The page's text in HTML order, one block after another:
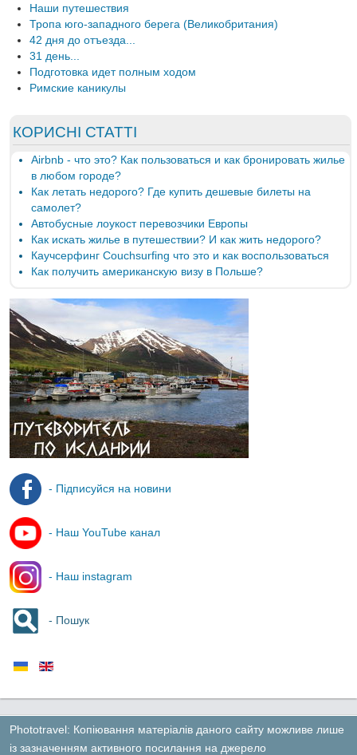
Наши путешествия
Тропа юго-западного берега (Великобритания)
42 дня до отъезда...
31 день...
Подготовка идет полным ходом
Римские каникулы
КОРИСНІ СТАТТІ
Airbnb - что это? Как пользоваться и как бронировать жилье
в любом городе?
Как летать недорого? Где купить дешевые билеты на
самолет?
Автобусные лоукост перевозчики Европы
Как искать жилье в путешествии? И как жить недорого?
Каучсерфинг Couchsurfing что это и как воспользоваться
Как получить американскую визу в Польше?
- Підписуйся на новини
- Наш YouTube канал
- Наш instagram
- Пошук
Phototravel: Копіювання матеріалів даного сайту можливе лише
із зазначенням активного посилання на джерело